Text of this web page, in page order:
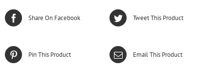
Share On Facebook Tweet This Product
Pin This Product Email This Product